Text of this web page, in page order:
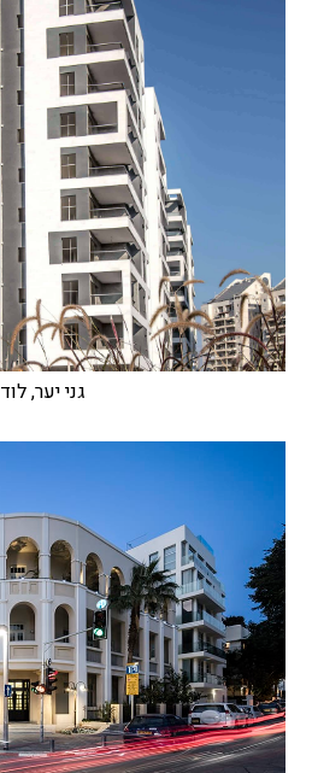
גני יער, לוד